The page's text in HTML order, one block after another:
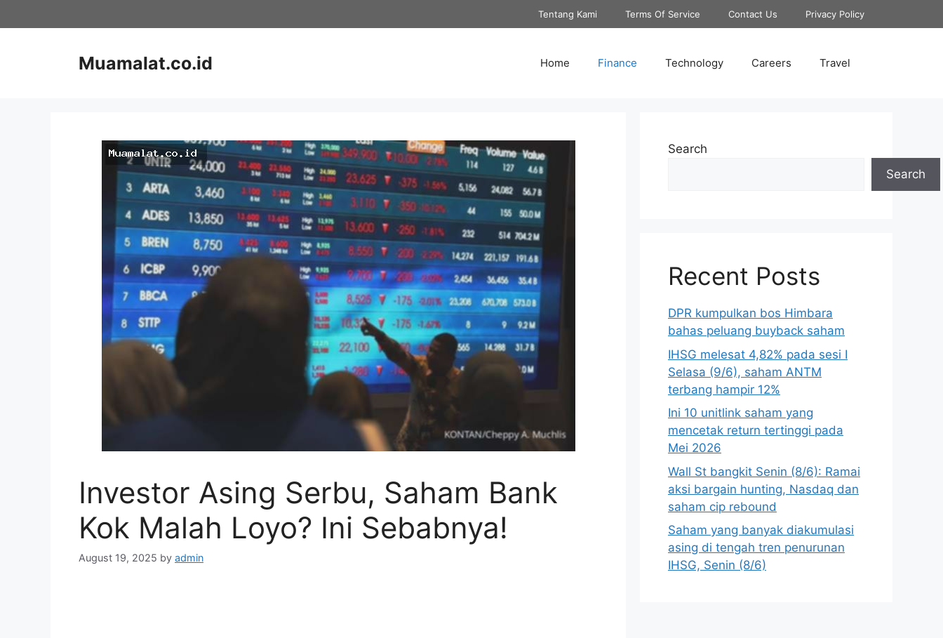
to
Tentang Kami Terms Of Service Contact Us Privacy Policy
Muamalat.co.id Home Finance Technology Careers Travel
Investor Asing Serbu, Saham Bank
Kok Malah Loyo? Ini Sebabnya!
August 19, 2025 by admin
Search
Search
Recent Posts
DPR kumpulkan bos Himbara
bahas peluang buyback saham
IHSG melesat 4,82% pada sesi I
Selasa (9/6), saham ANTM
terbang hampir 12%
Ini 10 unitlink saham yang
mencetak return tertinggi pada
Mei 2026
Wall St bangkit Senin (8/6): Ramai
aksi bargain hunting, Nasdaq dan
saham cip rebound
Saham yang banyak diakumulasi
asing di tengah tren penurunan
IHSG, Senin (8/6)